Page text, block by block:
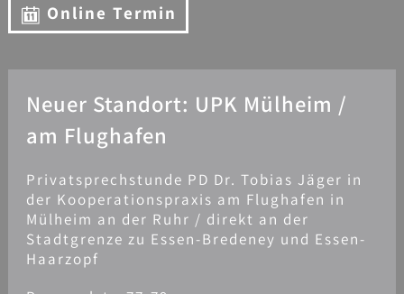
Online Termin
Neuer Standort: UPK Mülheim /
am Flughafen
Privatsprechstunde PD Dr. Tobias Jäger in
der Kooperationspraxis am Flughafen in
Mülheim an der Ruhr / direkt an der
Stadtgrenze zu Essen-Bredeney und Essen-
Haarzopf